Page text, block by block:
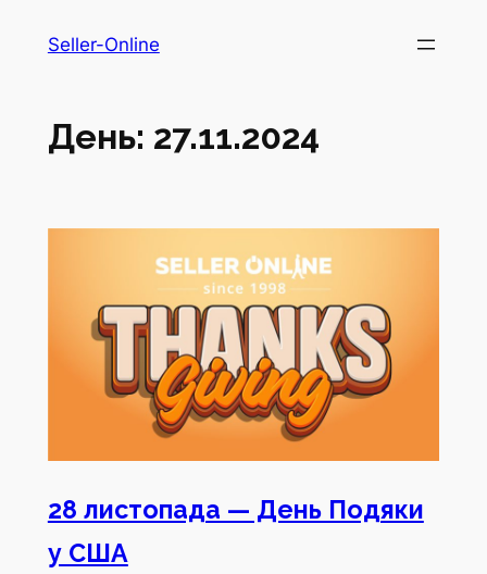
Seller-Online
День: 27.11.2024
28 листопада — День Подяки
у США